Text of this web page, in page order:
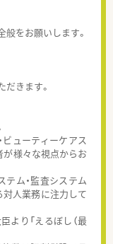
般をお願いします。
きます。
ューティーケアス
が様々な視点からお
ム・監査システム
対人業務に注力して
り「えるぼし（最